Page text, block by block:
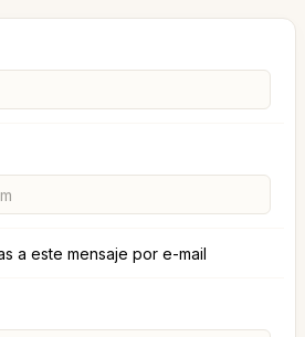
a este mensaje por e-mail